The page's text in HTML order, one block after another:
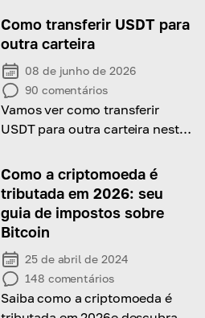
em qualquer lugar do mundo
em apenas alguns passos.
Como transferir USDT para
outra carteira
08 de junho de 2026
90 comentários
Vamos ver como transferir
USDT para outra carteira neste
Como a criptomoeda é
tributada em 2026: seu
guia de impostos sobre
Bitcoin
25 de abril de 2024
148 comentários
Saiba como a criptomoeda é